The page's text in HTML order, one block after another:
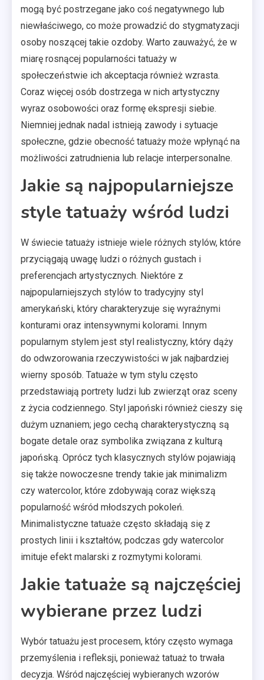
mogą być postrzegane jako coś negatywnego lub
niewłaściwego, co może prowadzić do stygmatyzacji
osoby noszącej takie ozdoby. Warto zauważyć, że w
miarę rosnącej popularności tatuaży w
społeczeństwie ich akceptacja również wzrasta.
Coraz więcej osób dostrzega w nich artystyczny
wyraz osobowości oraz formę ekspresji siebie.
Niemniej jednak nadal istnieją zawody i sytuacje
społeczne, gdzie obecność tatuaży może wpłynąć na
możliwości zatrudnienia lub relacje interpersonalne.
Jakie są najpopularniejsze
style tatuaży wśród ludzi
W świecie tatuaży istnieje wiele różnych stylów, które
przyciągają uwagę ludzi o różnych gustach i
preferencjach artystycznych. Niektóre z
najpopularniejszych stylów to tradycyjny styl
amerykański, który charakteryzuje się wyraźnymi
konturami oraz intensywnymi kolorami. Innym
popularnym stylem jest styl realistyczny, który dąży
do odwzorowania rzeczywistości w jak najbardziej
wierny sposób. Tatuaże w tym stylu często
przedstawiają portrety ludzi lub zwierząt oraz sceny
z życia codziennego. Styl japoński również cieszy się
dużym uznaniem; jego cechą charakterystyczną są
bogate detale oraz symbolika związana z kulturą
japońską. Oprócz tych klasycznych stylów pojawiają
się także nowoczesne trendy takie jak minimalizm
czy watercolor, które zdobywają coraz większą
popularność wśród młodszych pokoleń.
Minimalistyczne tatuaże często składają się z
prostych linii i kształtów, podczas gdy watercolor
imituje efekt malarski z rozmytymi kolorami.
Jakie tatuaże są najczęściej
wybierane przez ludzi
Wybór tatuażu jest procesem, który często wymaga
przemyślenia i refleksji, ponieważ tatuaż to trwała
decyzja. Wśród najczęściej wybieranych wzorów